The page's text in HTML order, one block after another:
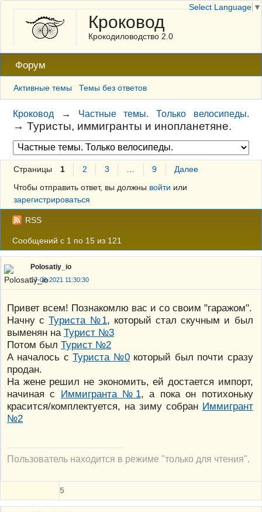
Кроковод
Крокодиловодство 2.0
Форум
Активные темы Темы без ответов
Кроковод → Частные темы. Только велосипеды.
→Туристы, иммигранты и инопланетяне.
Страницы 1 2 3 9
Далее
Чтобы отправить ответ, вы должны войти или
зарегистрироваться
RSS
Сообщений с 1 по 15 из 121
Polosatiy_io
17-08-2021 11:30:30
Привет всем! Познакомлю вас и со своим "гаражом".
Начну сТуриста №1, который стал скучным и был
выменян на Турист №3
Потом был Турист №2
А началось сТуриста №0 который был почти сразу
продан.
На жене решил не экономить, ей достается импорт,
начиная с Иммигранта №1, а пока он потихоньку
красится/комплектуется, на зиму собран Иммигрант
№2
Пользователь находится в режиме "только для чтения".
5
Select Language ▼